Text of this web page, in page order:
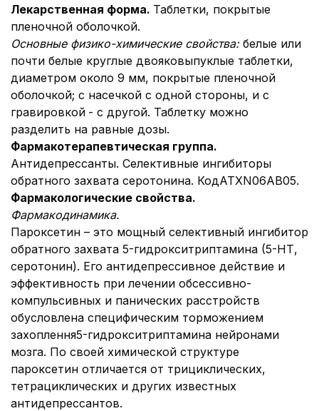
Лекарственная форма. Таблетки, покрытые
пленочной оболочкой.
Основные физико-химические свойства: белые или
почти белые круглые двояковыпуклые таблетки,
диаметром около 9 мм, покрытые пленочной
оболочкой; с насечкой с одной стороны, и с
гравировкой - с другой. Таблетку можно
разделить на равные дозы.
Фармакотерапевтическая группа.
Антидепрессанты. Селективные ингибиторы
обратного захвата серотонина. КодATХN06AB05.
Фармакологические свойства.
Фармакодинамика.
Пароксетин – это мощный селективный ингибитор
обратного захвата 5-гидрокситриптамина (5-НТ,
серотонин). Его антидепрессивное действие и
эффективность при лечении обсессивно-
компульсивных и панических расстройств
обусловлена специфическим торможением
захоплення5-гидрокситриптамина нейронами
мозга. По своей химической структуре
пароксетин отличается от трициклических,
тетрациклических и других известных
антидепрессантов.